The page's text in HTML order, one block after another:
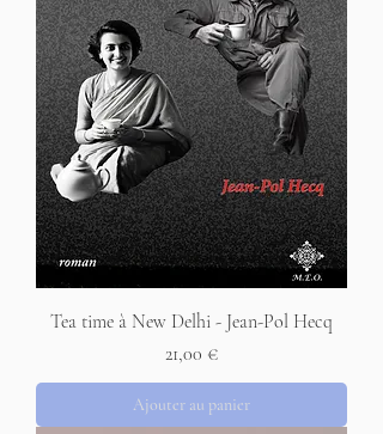
Tea time à New Delhi - Jean-Pol Hecq
Prix
21,00 €
Ajouter au panier